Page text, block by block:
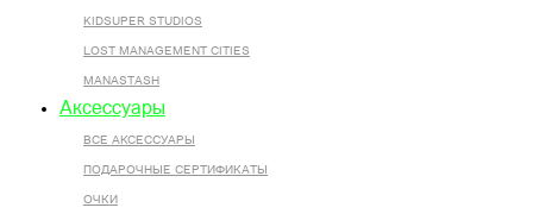
KIDSUPER STUDIOS
LOST MANAGEMENT CITIES
MANASTASH
Аксессуары
ВСЕ AКСЕССУАРЫ
ПОДАРОЧНЫЕ СЕРТИФИКАТЫ
ОЧКИ